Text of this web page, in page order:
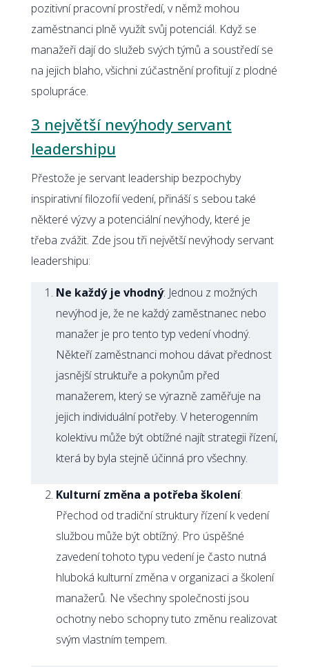
pozitivní pracovní prostředí, v němž mohou
zaměstnanci plně využít svůj potenciál. Když se
manažeři dají do služeb svých týmů a soustředí se
na jejich blaho, všichni zúčastnění profitují z plodné
spolupráce.
3 největší nevýhody servant
leadershipu
Přestože je servant leadership bezpochyby
inspirativní filozofií vedení, přináší s sebou také
některé výzvy a potenciální nevýhody, které je
třeba zvážit. Zde jsou tři největší nevýhody servant
leadershipu:
Ne každý je vhodný: Jednou z možných
nevýhod je, že ne každý zaměstnanec nebo
manažer je pro tento typ vedení vhodný.
Někteří zaměstnanci mohou dávat přednost
jasnější struktuře a pokynům před
manažerem, který se výrazně zaměřuje na
jejich individuální potřeby. V heterogenním
kolektivu může být obtížné najít strategii řízení,
která by byla stejně účinná pro všechny.
Kulturní změna a potřeba školení:
Přechod od tradiční struktury řízení k vedení
službou může být obtížný. Pro úspěšné
zavedení tohoto typu vedení je často nutná
hluboká kulturní změna v organizaci a školení
manažerů. Ne všechny společnosti jsou
ochotny nebo schopny tuto změnu realizovat
svým vlastním tempem.